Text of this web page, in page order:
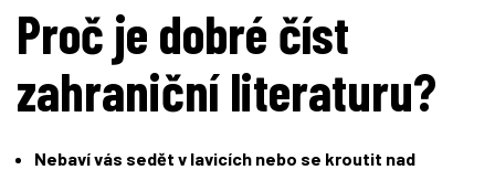
Proč je dobré číst
zahraniční literaturu?
Nebaví vás sedět v lavicích nebo se kroutit nad